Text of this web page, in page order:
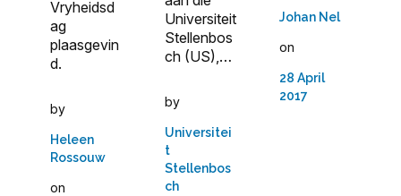
Vryheidsd
ag
plaasgevin
d.
by
Heleen
Rossouw
on
Universiteit
Stellenbos
ch (US),…
by
Universitei
t
Stellenbos
ch
Johan Nel
on
28 April
2017